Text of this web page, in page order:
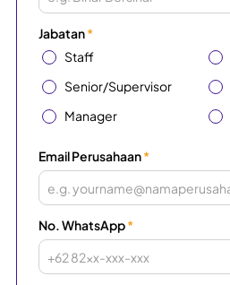
Jabatan*
Staff
Senior/Supervisor
Manager
Email Perusahaan*
No. WhatsApp*